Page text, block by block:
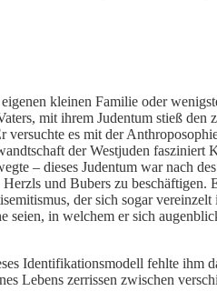
kleinen Familie oder
mit ihrem Judentum stieß den
es mit der
der Westjuden fasziniert
– dieses Judentum war nach
und Bubers zu beschäftigen.
der sich sogar
seien, in welchem er sich
Identifikationsmodell fehlte ihm
Lebens zerrissen zwischen